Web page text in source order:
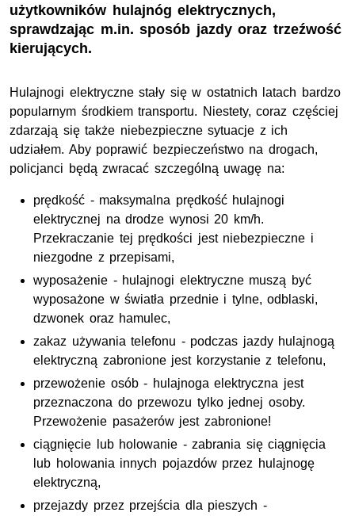
użytkowników hulajnóg elektrycznych,
sprawdzając m.in. sposób jazdy oraz trzeźwość
kierujących.
Hulajnogi elektryczne stały się w ostatnich latach bardzo
popularnym środkiem transportu. Niestety, coraz częściej
zdarzają się także niebezpieczne sytuacje z ich
udziałem. Aby poprawić bezpieczeństwo na drogach,
policjanci będą zwracać szczególną uwagę na:
prędkość - maksymalna prędkość hulajnogi
elektrycznej na drodze wynosi 20 km/h.
Przekraczanie tej prędkości jest niebezpieczne i
niezgodne z przepisami,
wyposażenie - hulajnogi elektryczne muszą być
wyposażone w światła przednie i tylne, odblaski,
dzwonek oraz hamulec,
zakaz używania telefonu - podczas jazdy hulajnogą
elektryczną zabronione jest korzystanie z telefonu,
przewożenie osób - hulajnoga elektryczna jest
przeznaczona do przewozu tylko jednej osoby.
Przewożenie pasażerów jest zabronione!
ciągnięcie lub holowanie - zabrania się ciągnięcia
lub holowania innych pojazdów przez hulajnogę
elektryczną,
przejazdy przez przejścia dla pieszych -